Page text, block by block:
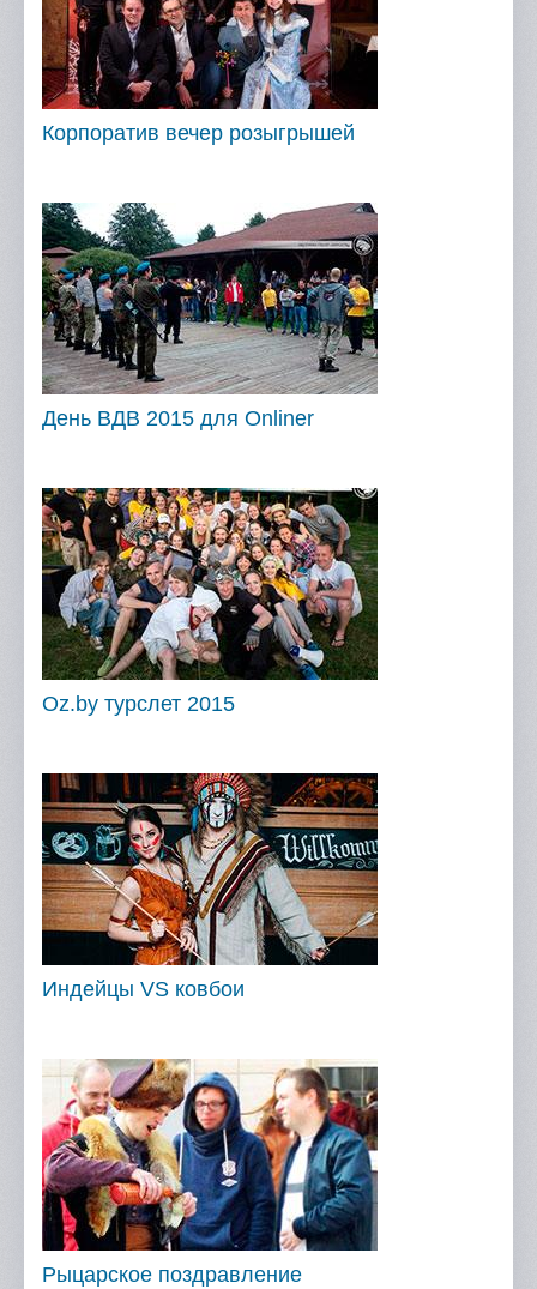
Корпоратив вечер розыгрышей
День ВДВ 2015 для Onliner
Oz.by турслет 2015
Индейцы VS ковбои
Рыцарское поздравление